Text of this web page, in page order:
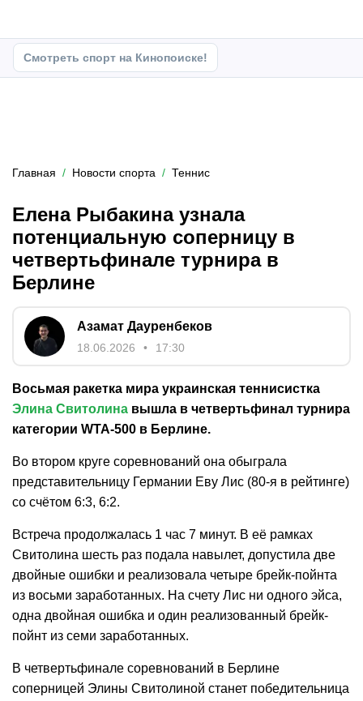
Смотреть спорт на Кинопоиске!
Главная Новости спорта Теннис
Елена Рыбакина узнала
потенциальную соперницу в
четвертьфинале турнира в
Берлине
Азамат Дауренбеков
18.06.2026 17:30
Восьмая ракетка мира украинская теннисистка
Элина Свитолина вышла в четвертьфинал турнира
категории WTA-500 в Берлине.
Во втором круге соревнований она обыграла
представительницу Германии Еву Лис (80-я в рейтинге)
со счётом 6:3, 6:2.
Встреча продолжалась 1 час 7 минут. В её рамках
Свитолина шесть раз подала навылет, допустила две
двойные ошибки и реализовала четыре брейк-пойнта
из восьми заработанных. На счету Лис ни одного эйса,
одна двойная ошибка и один реализованный брейк-
пойнт из семи заработанных.
В четвертьфинале соревнований в Берлине
соперницей Элины Свитолиной станет победительница